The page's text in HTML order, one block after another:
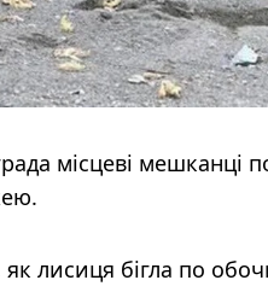
місцеві мешканці
лисиця бігла по